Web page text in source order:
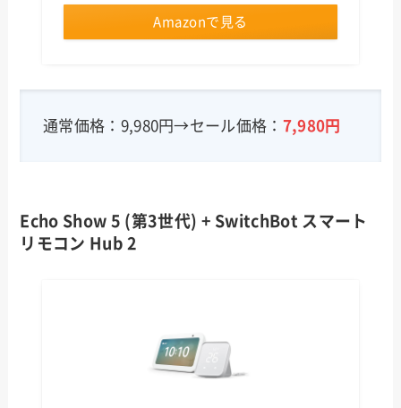
Amazonで見る
通常価格：9,980円→セール価格： 7,980円
Echo Show 5 (第3世代) + SwitchBot スマート
リモコン Hub 2